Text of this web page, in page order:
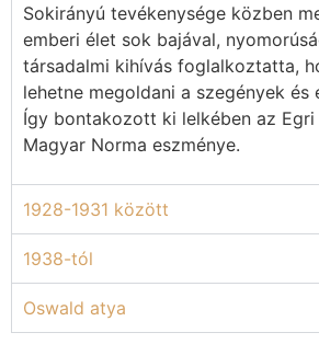
Sokirányú tevékenysége közben
emberi élet sok bajával,
társadalmi kihívás foglalkoztatta,
lehetne megoldani a szegények és
Így bontakozott ki lelkében az
Magyar Norma eszménye.
1928-1931 között
1938-tól
Oswald atya